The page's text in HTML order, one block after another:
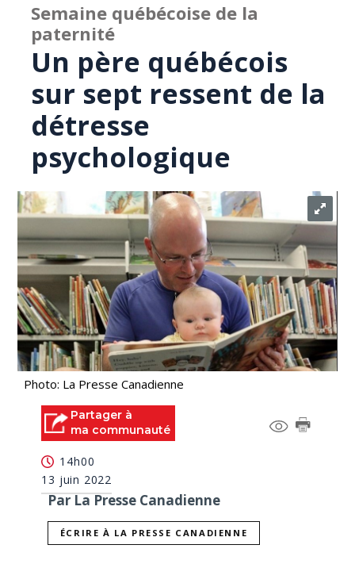
Semaine québécoise de la
paternité
Un père québécois
sur sept ressent de la
détresse
psychologique
Photo: La Presse Canadienne
Partager à
ma communauté
14h00
13 juin 2022
Par La Presse Canadienne
ÉCRIRE À LA PRESSE CANADIENNE